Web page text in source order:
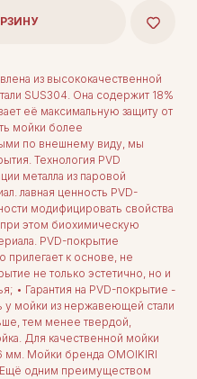
из высококачественной
SUS304. Она содержит 18%
её максимальную защиту от
мойки более
по внешнему виду, мы
Технология PVD
металла из паровой
лавная ценность PVD-
модифицировать свойства
этом биохимическую
PVD-покрытие
прилегает к основе, не
не только эстетично, но и
• Гарантия на PVD-покрытие -
у мойки из нержавеющей стали
тем менее твердой,
Для качественной мойки
Мойки бренда OMOIKIRI
одним преимуществом